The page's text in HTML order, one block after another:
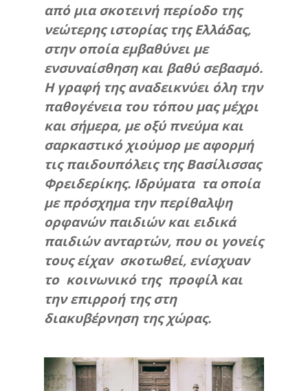
από μια σκοτεινή περίοδο της
νεώτερης ιστορίας της Ελλάδας,
στην οποία εμβαθύνει με
ενσυναίσθηση και βαθύ σεβασμό.
Η γραφή της αναδεικνύει όλη την
παθογένεια του τόπου μας μέχρι
και σήμερα, με οξύ πνεύμα και
σαρκαστικό χιούμορ με αφορμή
τις παιδουπόλεις της Βασίλισσας
Φρειδερίκης. Ιδρύματα τα οποία
με πρόσχημα την περίθαλψη
ορφανών παιδιών και ειδικά
παιδιών ανταρτών, που οι γονείς
τους είχαν σκοτωθεί, ενίσχυαν
το κοινωνικό της προφίλ και
την επιρροή της στη
διακυβέρνηση της χώρας.